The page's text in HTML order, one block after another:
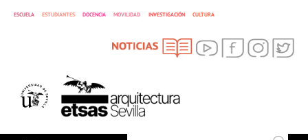
ESCUELA ESTUDIANTES DOCENCIA MOVILIDAD INVESTIGACIÓN CULTURA